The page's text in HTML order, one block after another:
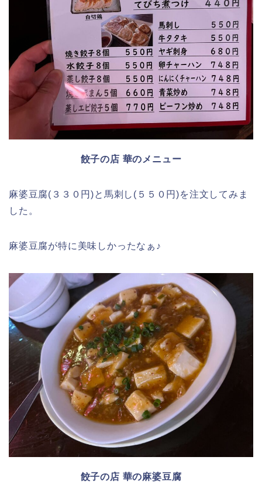
餃子の店 華のメニュー
麻婆豆腐(３３０円)と馬刺し(５５０円)を注文してみま
した。
麻婆豆腐が特に美味しかったなぁ♪
餃子の店 華の麻婆豆腐